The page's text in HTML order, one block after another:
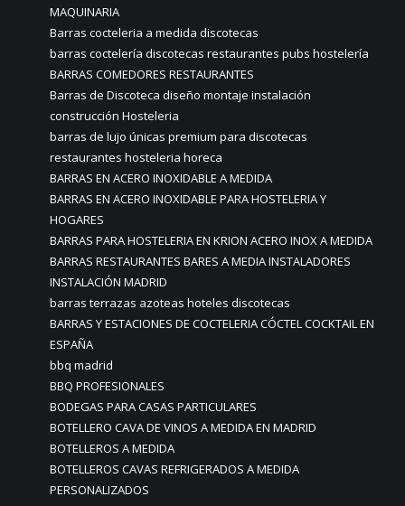
MAQUINARIA
Barras cocteleria a medida discotecas
barras coctelería discotecas restaurantes pubs hostelería
BARRAS COMEDORES RESTAURANTES
Barras de Discoteca diseño montaje instalación
construcción Hosteleria
barras de lujo únicas premium para discotecas
restaurantes hosteleria horeca
BARRAS EN ACERO INOXIDABLE A MEDIDA
BARRAS EN ACERO INOXIDABLE PARA HOSTELERIA Y
HOGARES
BARRAS PARA HOSTELERIA EN KRION ACERO INOX A MEDIDA
BARRAS RESTAURANTES BARES A MEDIA INSTALADORES
INSTALACIÓN MADRID
barras terrazas azoteas hoteles discotecas
BARRAS Y ESTACIONES DE COCTELERIA CÓCTEL COCKTAIL EN
ESPAÑA
bbq madrid
BBQ PROFESIONALES
BODEGAS PARA CASAS PARTICULARES
BOTELLERO CAVA DE VINOS A MEDIDA EN MADRID
BOTELLEROS A MEDIDA
BOTELLEROS CAVAS REFRIGERADOS A MEDIDA
PERSONALIZADOS